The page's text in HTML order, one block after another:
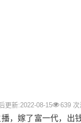
更新:2022-08-15 639 次
，嫁了富一代，出